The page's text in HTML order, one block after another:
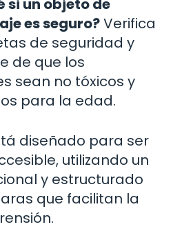
si un objeto de
es seguro?Verifica
de seguridad y
de que los
sean no tóxicos y
para la edad.
diseñado para ser
utilizando un
y estructurado
que facilitan la